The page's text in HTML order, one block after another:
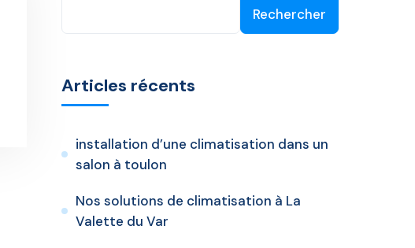
Rechercher
Articles récents
installation d’une climatisation dans un
salon à toulon
Nos solutions de climatisation à La
Valette du Var